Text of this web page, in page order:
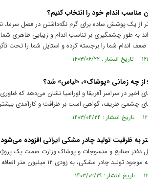
مناسب اندام خود را انتخاب کنیم؟
از یک پوشش ساده برای گرم نگه‌داشتن در فصل
به طور چشمگیری بر تناسب اندام و زیبایی ظاهری
ضعف اندام شما را برجسته کرده و استایل شما را تحت
از چه زمانی «پوشاک»، «لباس» شد؟
اخیر در سراسر آفریقا و اوراسیا نشان می‌دهد که
چشمی ظریف، گواهی ا‌ست بر ظرافت و کارآمدی
چادر مشکی، به زودی ۱۲ میلیون متر اضافه خواهد شد.